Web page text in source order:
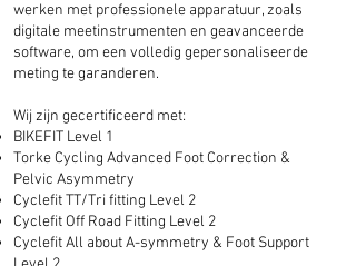
werken met professionele apparatuur, zoals
digitale meetinstrumenten en geavanceerde
software, om een volledig gepersonaliseerde
meting te garanderen.
Wij zijn gecertificeerd met:
BIKEFIT Level 1
Torke Cycling Advanced Foot Correction &
Pelvic Asymmetry
Cyclefit TT/Tri fitting Level 2
Cyclefit Off Road Fitting Level 2
Cyclefit All about A-symmetry & Foot Support